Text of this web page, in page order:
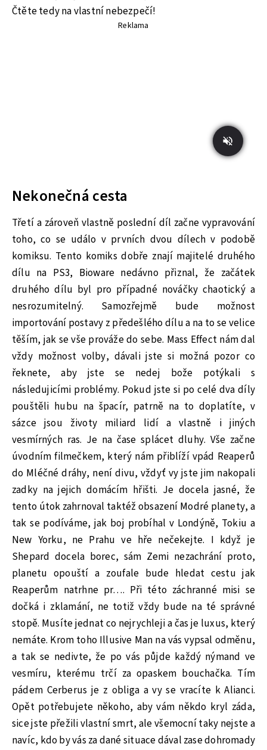
Čtěte tedy na vlastní nebezpečí!
Reklama
Nekonečná cesta
Třetí a zároveň vlastně poslední díl začne vypravování
toho, co se událo v prvních dvou dílech v podobě
komiksu. Tento komiks dobře znají majitelé druhého
dílu na PS3, Bioware nedávno přiznal, že začátek
druhého dílu byl pro případné nováčky chaotický a
nesrozumitelný. Samozřejmě bude možnost
importování postavy z předešlého dílu a na to se velice
těším, jak se vše prováže do sebe. Mass Effect nám dal
vždy možnost volby, dávali jste si možná pozor co
řeknete, aby jste se nedej bože potýkali s
následujicími problémy. Pokud jste si po celé dva díly
pouštěli hubu na špacír, patrně na to doplatíte, v
sázce jsou životy miliard lidí a vlastně i jiných
vesmírných ras. Je na čase splácet dluhy. Vše začne
úvodním filmečkem, který nám přiblíží vpád Reaperů
do Mléčné dráhy, není divu, vždyť vy jste jim nakopali
zadky na jejich domácím hřišti. Je docela jasné, že
tento útok zahrnoval taktéž obsazení Modré planety, a
tak se podíváme, jak boj probíhal v Londýně, Tokiu a
New Yorku, ne Prahu ve hře nečekejte. I když je
Shepard docela borec, sám Zemi nezachrání proto,
planetu opouští a zoufale bude hledat cestu jak
Reaperům natrhne pr…. Při této záchranné misi se
dočká i zklamání, ne totiž vždy bude na té správné
stopě. Musíte jednat co nejrychleji a čas je luxus, který
nemáte. Krom toho Illusive Man na vás vypsal odměnu,
a tak se nedivte, že po vás půjde každý nýmand ve
vesmíru, kterému trčí za opaskem bouchačka. Tím
pádem Cerberus je z obliga a vy se vracíte k Alianci.
Opět potřebujete někoho, aby vám někdo kryl záda,
sice jste přežili vlastní smrt, ale všemocní taky nejste a
navíc, kdo by vás za dané situace dával zase dohromady